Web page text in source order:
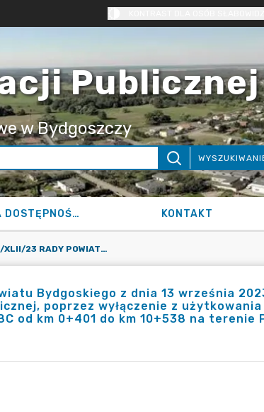
Publicznej
w Bydgoszczy
DEKLARACJA DOSTĘPNOŚCI KONTAKT
UCHWAŁA NR 395/XLII/23 RADY POWIATU BYDGOSKIEGO Z DNIA 13 WRZEŚNIA 2023 R. W SPRAWIE POZBAWIENIA KATEGORII DROGI PUBLICZNEJ, POPRZEZ WYŁĄCZENIE Z UŻYTKOWANIA JAKO DROGA PUBLICZNA, ODCINKA DROGI POWIATOWEJ NR 1548C OD KM 0+401 DO KM 10+538 NA TERENIE POWIATU BYDGOSKIEGO
Bydgoskiego z dnia 13 września
poprzez wyłączenie z
od km 0+401 do km 10+538 na terenie